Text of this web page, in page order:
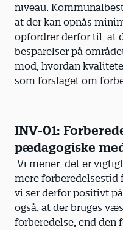
niveau.
at der kan opnås
opfordrer derfor til, at
besparelser på
mod, hvordan
som forslaget om
INV-01:
pædagogiske
Vi mener, det er
mere forberedelsestid
vi ser derfor positivt
også, at der bruges
forberedelse, end den